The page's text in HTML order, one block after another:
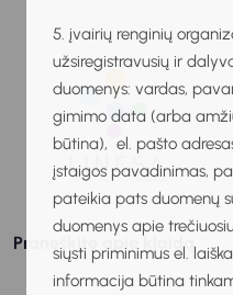
5. įvairių renginių
užsiregistravusių ir
duomenys: vardas,
gimimo data (arba
būtina), el. pašto
įstaigos pavadinimas,
pateikia pats duomenų
duomenys apie
siųsti priminimus el.
informacija būtina
Praneškite apie klaidą